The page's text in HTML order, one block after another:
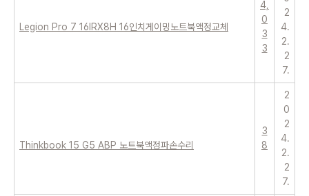
Legion Pro 7 16IRX8H 16인치게이밍노트북액정교체
4,
0
3
3
2
4.
2.
2
7.
Thinkbook 15 G5 ABP 노트북액정파손수리
3
8
2
0
2
4.
2.
2
7.